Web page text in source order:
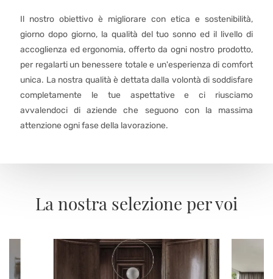
Il nostro obiettivo è migliorare con etica e sostenibilità,
giorno dopo giorno, la qualità del tuo sonno ed il livello di
accoglienza ed ergonomia, offerto da ogni nostro prodotto,
per regalarti un benessere totale e un'esperienza di comfort
unica. La nostra qualità è dettata dalla volontà di soddisfare
completamente le tue aspettative e ci riusciamo
avvalendoci di aziende che seguono con la massima
attenzione ogni fase della lavorazione.
La nostra selezione per voi